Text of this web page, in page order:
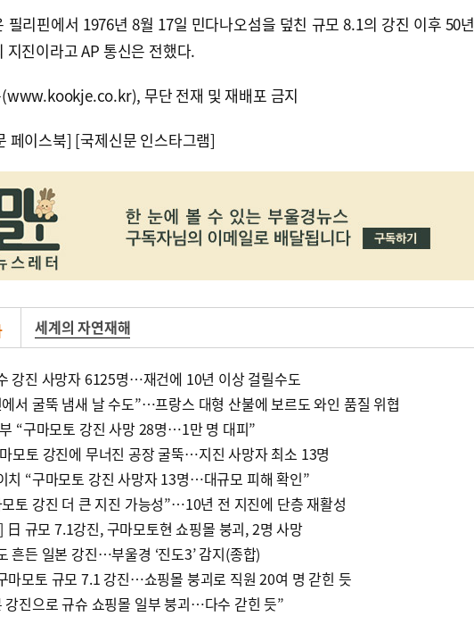
필리핀에서 1976년 8월 17일 민다나오섬을 덮친 규모 8.1의 강진 이후 50년
지진이라고 AP 통신은 전했다.
무단 전재 및 재배포 금지
페이스북] [국제신문 인스타그램]
세계의 자연재해
강진 사망자 6125명…재건에 10년 이상 걸릴수도
서 굴뚝 냄새 날 수도”…프랑스 대형 산불에 보르도 와인 품질 위협
“구마모토 강진 사망 28명…1만 명 대피”
모토 강진에 무너진 공장 굴뚝…지진 사망자 최소 13명
치 “구마모토 강진 사망자 13명…대규모 피해 확인”
토 강진 더 큰 지진 가능성”…10년 전 지진에 단층 재활성
日 규모 7.1강진, 구마모토현 쇼핑몰 붕괴, 2명 사망
흔든 일본 강진…부울경 ‘진도3’ 감지(종합)
마모토 규모 7.1 강진…쇼핑몰 붕괴로 직원 20여 명 갇힌 듯
강진으로 규슈 쇼핑몰 일부 붕괴…다수 갇힌 듯”